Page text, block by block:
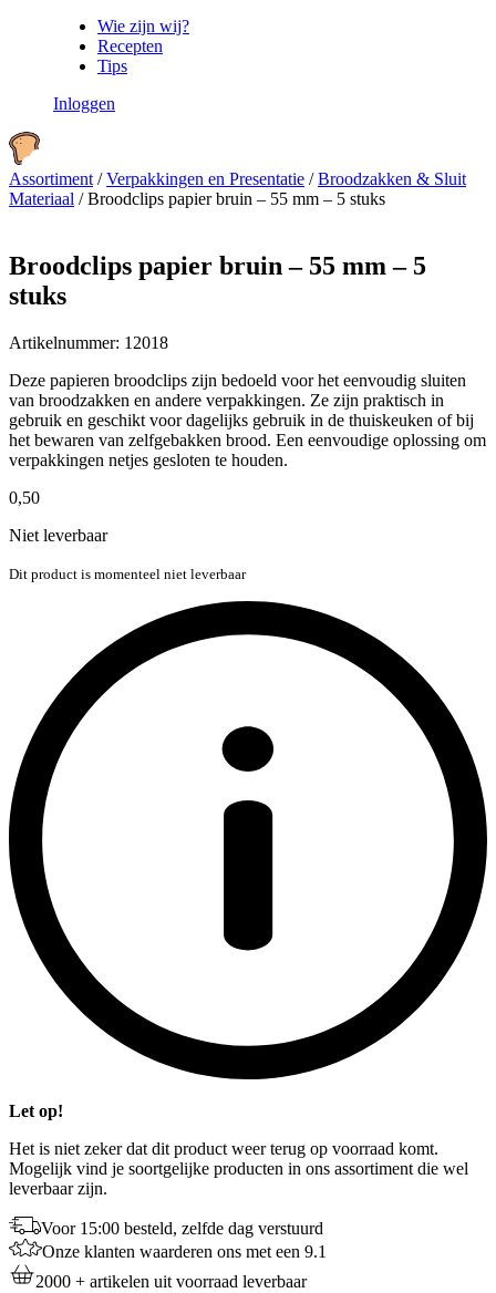
Wie zijn wij?
Recepten
Tips
Inloggen
Assortiment /Verpakkingen en Presentatie /Broodzakken & Sluit
Materiaal /Broodclips papier bruin – 55 mm – 5 stuks
Broodclips papier bruin – 55 mm – 5
stuks
Artikelnummer: 12018
Deze papieren broodclips zijn bedoeld voor het eenvoudig sluiten
van broodzakken en andere verpakkingen. Ze zijn praktisch in
gebruik en geschikt voor dagelijks gebruik in de thuiskeuken of bij
het bewaren van zelfgebakken brood. Een eenvoudige oplossing om
verpakkingen netjes gesloten te houden.
0,50
Niet leverbaar
Dit product is momenteel niet leverbaar
Let op!
Het is niet zeker dat dit product weer terug op voorraad komt.
Mogelijk vind je soortgelijke producten in ons assortiment die wel
leverbaar zijn.
Voor 15:00 besteld, zelfde dag verstuurd
Onze klanten waarderen ons met een 9.1
2000 + artikelen uit voorraad leverbaar